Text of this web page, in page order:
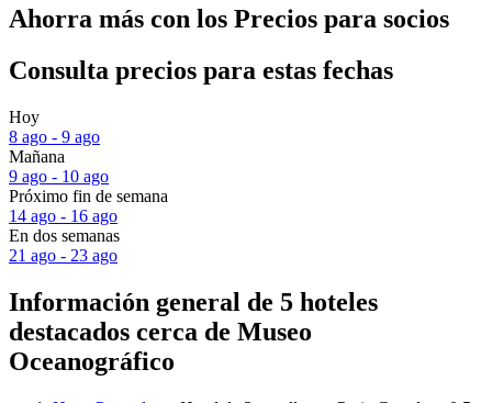
Ahorra más con los Precios para socios
Consulta precios para estas fechas
Hoy
8 ago - 9 ago
Mañana
9 ago - 10 ago
Próximo fin de semana
14 ago - 16 ago
En dos semanas
21 ago - 23 ago
Información general de 5 hoteles
destacados cerca de Museo
Oceanográfico